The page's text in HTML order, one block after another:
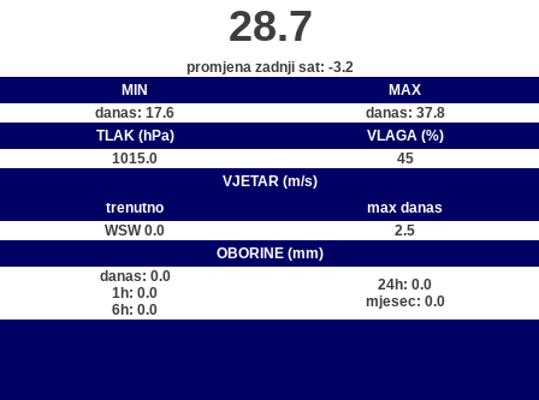
28.7
promjena zadnji sat: -3.2
MIN
MAX
danas: 17.6
danas: 37.8
TLAK (hPa)
VLAGA (%)
1015.0
45
VJETAR (m/s)
trenutno
max danas
WSW 0.0
2.5
OBORINE (mm)
danas: 0.0
1h: 0.0
6h: 0.0
24h: 0.0
mjesec: 0.0